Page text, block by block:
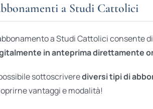
a Studi Cattolici
a Studi Cattolici consente
in anteprima direttamente
sottoscriverediversi tipi di
vantaggi e modalità!